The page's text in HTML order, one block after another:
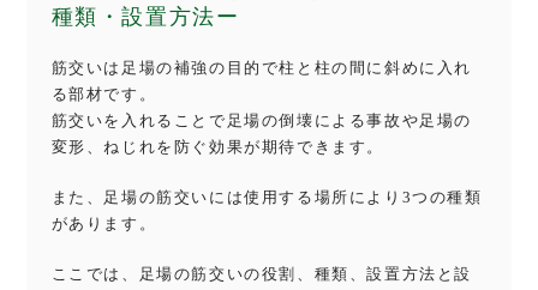
種類・設置方法ー
筋交いは足場の補強の目的で柱と柱の間に斜めに入れ
る部材です。
筋交いを入れることで足場の倒壊による事故や足場の
変形、ねじれを防ぐ効果が期待できます。
また、足場の筋交いには使用する場所により3つの種類
があります。
ここでは、足場の筋交いの役割、種類、設置方法と設